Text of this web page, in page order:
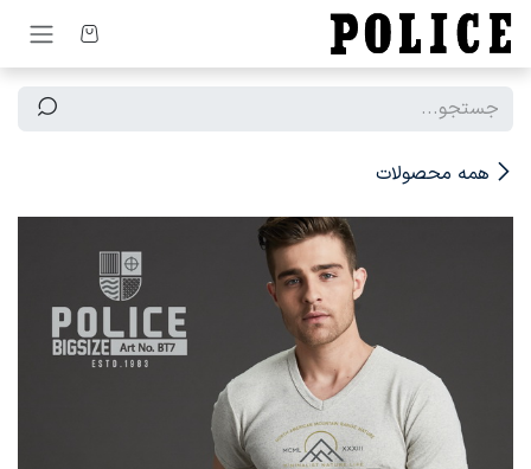
صرف نظر و مشاهده محتوا
همه محصولات